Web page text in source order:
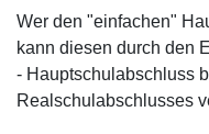
Wer den "einfachen"
kann diesen durch den
- Hauptschulabschluss
Realschulabschlusses